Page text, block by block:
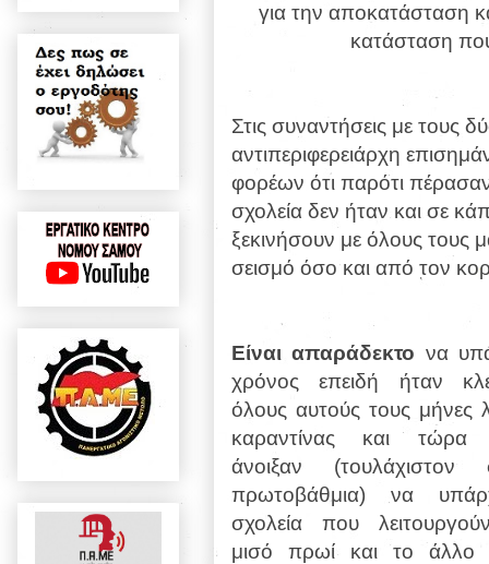
για την αποκατάσταση
κατάσταση
Στις συναντήσεις με τους
αντιπεριφερειάρχη
φορέων ότι παρότι
σχολεία δεν ήταν και σε
ξεκινήσουν με όλους τους
σεισμό όσο και από τον
Είναι απαράδεκτο να
χρόνος επειδή ήταν
όλους αυτούς τους μήνες
καραντίνας και τώρα
άνοιξαν (τουλάχιστον
πρωτοβάθμια) να
σχολεία που
μισό πρωί και το άλλο